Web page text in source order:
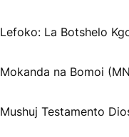
Lefoko: La Botshelo
Mokanda na Bomoi
Mushuj Testamento